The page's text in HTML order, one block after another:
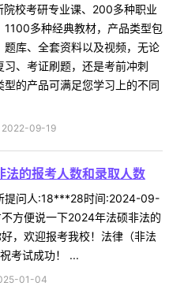
校考研专业课、200多种职业
1100多种经典教材，产品类型包
题库、全套资料以及视频，无论
习、考证刷题，还是考前冲刺
型的产品可满足您学习上的不同
2022-09-19
的报考人数和录取人数
提问人:18***28时间:2024-09-
方便说一下2024年法硕非法的
，欢迎报考我校！法律（非法
考试成功！ ...
01-04